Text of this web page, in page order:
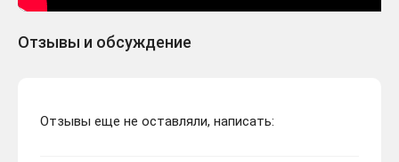
Отзывы и обсуждение
Отзывы еще не оставляли, написать: